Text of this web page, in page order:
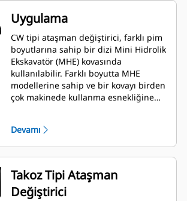
Uygulama
CW tipi ataşman değiştirici, farklı pim
boyutlarına sahip bir dizi Mini Hidrolik
Ekskavatör (MHE) kovasında
kullanılabilir. Farklı boyutta MHE
modellerine sahip ve bir kovayı birden
çok makinede kullanma esnekliğine
Devamı
Takoz Tipi Ataşman
Değiştirici